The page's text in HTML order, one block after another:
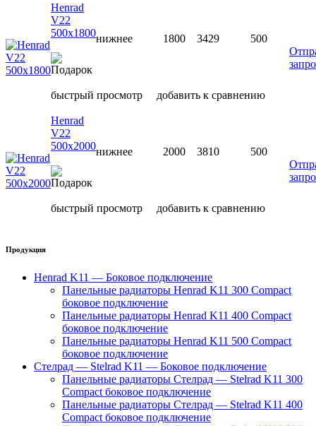
Henrad
V22
500х1800нижнее 1800 3429
500
быстрый просмотр добавить к сравнению
Henrad
V22
500х2000нижнее 2000 3810
500
быстрый просмотр добавить к сравнению
Продукция
Henrad K11 — Боковое подключение
Панельные радиаторы Henrad K11 300 Compact
боковое подключение
Панельные радиаторы Henrad K11 400 Compact
боковое подключение
Панельные радиаторы Henrad K11 500 Compact
боковое подключение
Стелрад — Stelrad K11 — Боковое подключение
Панельные радиаторы Стелрад — Stelrad K11 300
Compact боковое подключение
Панельные радиаторы Стелрад — Stelrad K11 400
Compact боковое подключение